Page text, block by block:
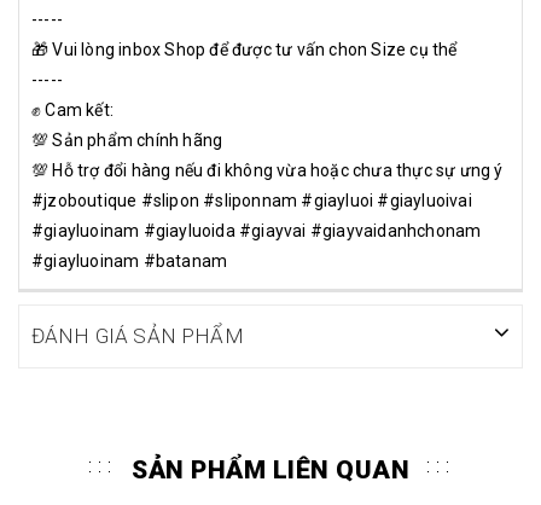
-----
🎁 Vui lòng inbox Shop để được tư vấn chon Size cụ thể
-----
✊ Cam kết:
💯 Sản phẩm chính hãng
💯 Hỗ trợ đổi hàng nếu đi không vừa hoặc chưa thực sự ưng ý
#jzoboutique #slipon #sliponnam #giayluoi #giayluoivai
#giayluoinam #giayluoida #giayvai #giayvaidanhchonam
#giayluoinam #batanam
ĐÁNH GIÁ SẢN PHẨM
SẢN PHẨM LIÊN QUAN